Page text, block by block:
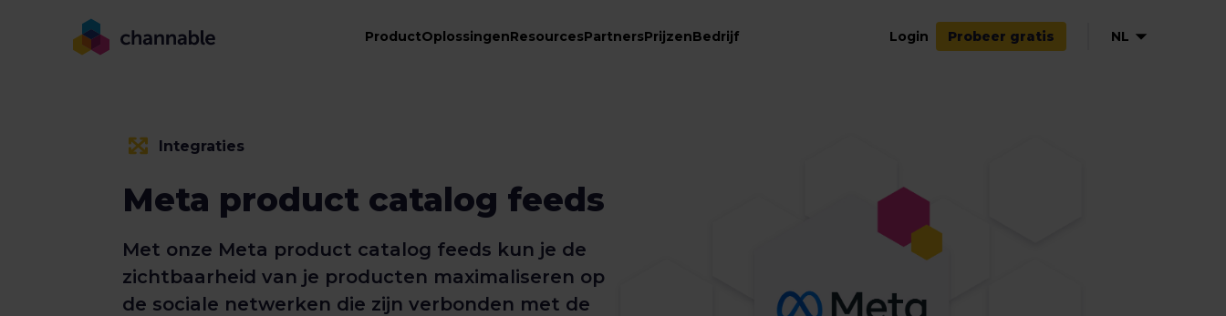
ProductOplossingenResourcesPartnersPrijzenBedrijf Login Probeer gratis NL
Integraties
Meta product catalog feeds
Met onze Meta product catalog feeds kun je de
zichtbaarheid van je producten maximaliseren op
de sociale netwerken die zijn verbonden met de